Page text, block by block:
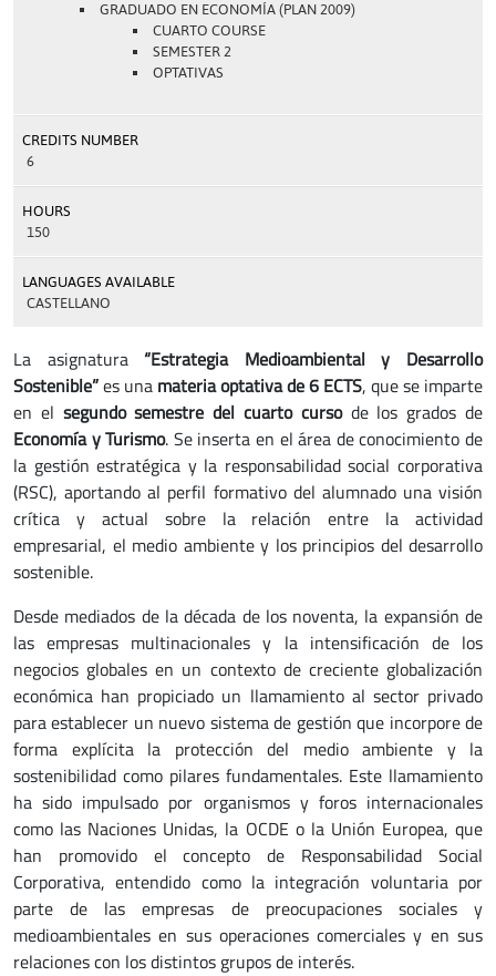
GRADUADO EN ECONOMÍA (PLAN 2009)
CUARTO COURSE
SEMESTER 2
OPTATIVAS
CREDITS NUMBER
6
HOURS
150
LANGUAGES AVAILABLE
CASTELLANO
La asignatura “Estrategia Medioambiental y Desarrollo
Sostenible”es una materia optativa de 6 ECTS, que se imparte
en el segundo semestre del cuarto cursode los grados de
Economía y Turismo. Se inserta en el área de conocimiento de
la gestión estratégica y la responsabilidad social corporativa
(RSC), aportando al perfil formativo del alumnado una visión
crítica y actual sobre la relación entre la actividad
empresarial, el medio ambiente y los principios del desarrollo
sostenible.
Desde mediados de la década de los noventa, la expansión de
las empresas multinacionales y la intensificación de los
negocios globales en un contexto de creciente globalización
económica han propiciado un llamamiento al sector privado
para establecer un nuevo sistema de gestión que incorpore de
forma explícita la protección del medio ambiente y la
sostenibilidad como pilares fundamentales. Este llamamiento
ha sido impulsado por organismos y foros internacionales
como las Naciones Unidas, la OCDE o la Unión Europea, que
han promovido el concepto de Responsabilidad Social
Corporativa, entendido como la integración voluntaria por
parte de las empresas de preocupaciones sociales y
medioambientales en sus operaciones comerciales y en sus
relaciones con los distintos grupos de interés.